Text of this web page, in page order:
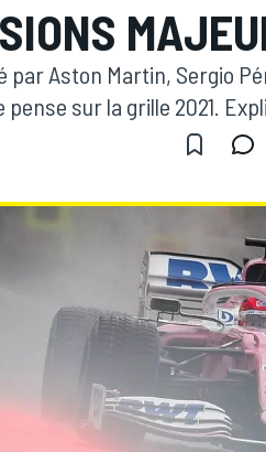
par Aston Martin, Sergio
sur la grille 2021.